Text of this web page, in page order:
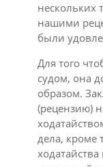
нескольких
нашими
были
Для того
судом, она
образом.
(рецензию)
дела, кроме